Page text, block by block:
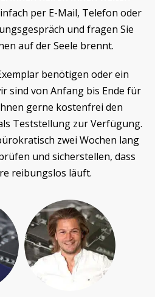
per E-Mail, Telefon oder
und fragen Sie
auf der Seele brennt.
benötigen oder ein
sind von Anfang bis Ende für
gerne kostenfrei den
Teststellung zur Verfügung.
zwei Wochen lang
und sicherstellen, dass
reibungslos läuft.